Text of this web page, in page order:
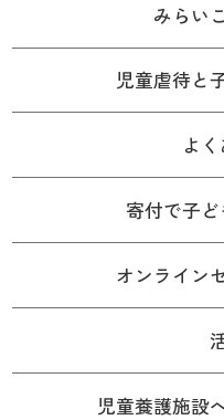
みらい
児童虐待と
よ
寄付で子
オンライン
児童養護施設